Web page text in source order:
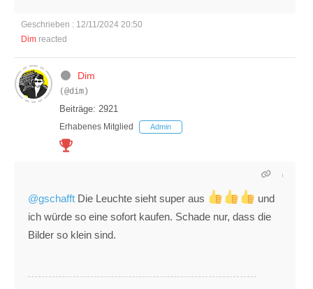
Geschrieben : 12/11/2024 20:50
Dim reacted
Dim
(@dim)
Beiträge: 2921
Erhabenes Mitglied Admin
@gschafft Die Leuchte sieht super aus
und
ich würde so eine sofort kaufen. Schade nur, dass die
Bilder so klein sind.